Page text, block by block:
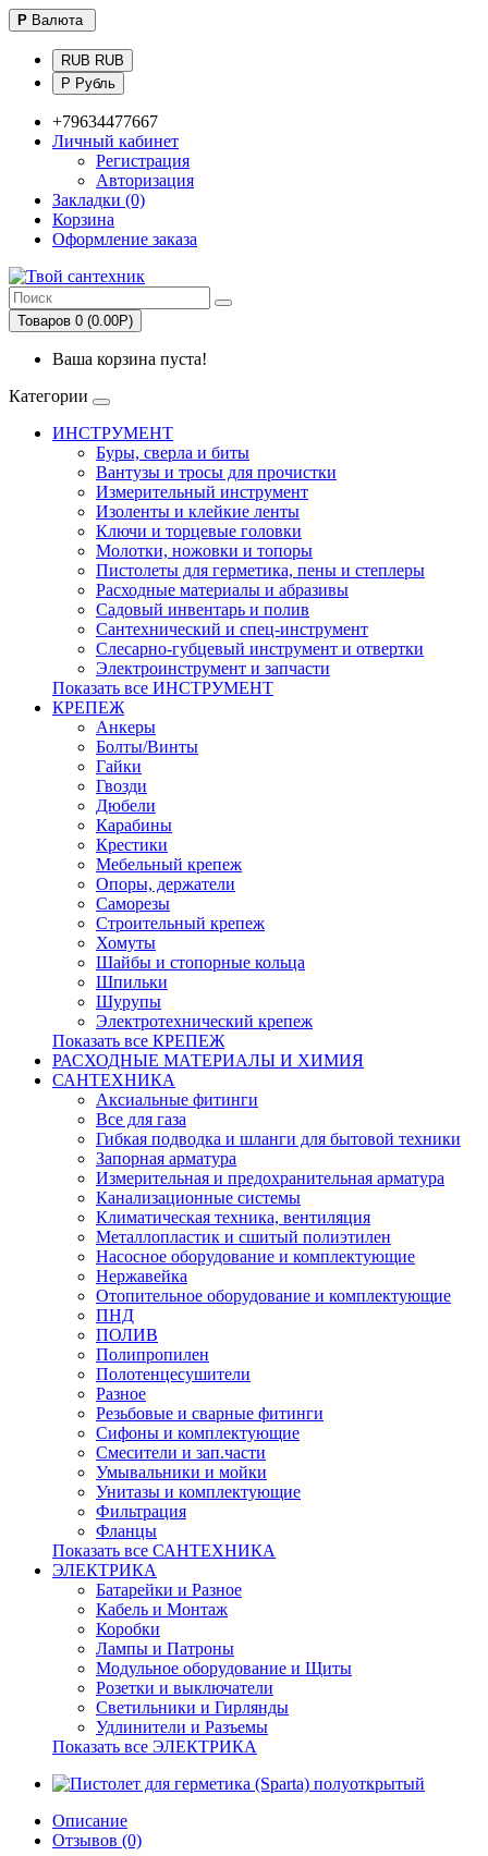
Р Валюта
RUB RUB
Р Рубль
+79634477667
Личный кабинет
Регистрация
Авторизация
Закладки (0)
Корзина
Оформление заказа
Товаров 0 (0.00Р)
Ваша корзина пуста!
Категории
ИНСТРУМЕНТ
Буры, сверла и биты
Вантузы и тросы для прочистки
Измерительный инструмент
Изоленты и клейкие ленты
Ключи и торцевые головки
Молотки, ножовки и топоры
Пистолеты для герметика, пены и степлеры
Расходные материалы и абразивы
Садовый инвентарь и полив
Сантехнический и спец-инструмент
Слесарно-губцевый инструмент и отвертки
Электроинструмент и запчасти
Показать все ИНСТРУМЕНТ
КРЕПЕЖ
Анкеры
Болты/Винты
Гайки
Гвозди
Дюбели
Карабины
Крестики
Мебельный крепеж
Опоры, держатели
Саморезы
Строительный крепеж
Хомуты
Шайбы и стопорные кольца
Шпильки
Шурупы
Электротехнический крепеж
Показать все КРЕПЕЖ
РАСХОДНЫЕ МАТЕРИАЛЫ И ХИМИЯ
САНТЕХНИКА
Аксиальные фитинги
Все для газа
Гибкая подводка и шланги для бытовой техники
Запорная арматура
Измерительная и предохранительная арматура
Канализационные системы
Климатическая техника, вентиляция
Металлопластик и сшитый полиэтилен
Насосное оборудование и комплектующие
Нержавейка
Отопительное оборудование и комплектующие
ПНД
ПОЛИВ
Полипропилен
Полотенцесушители
Разное
Резьбовые и сварные фитинги
Сифоны и комплектующие
Смесители и зап.части
Умывальники и мойки
Унитазы и комплектующие
Фильтрация
Фланцы
Показать все САНТЕХНИКА
ЭЛЕКТРИКА
Батарейки и Разное
Кабель и Монтаж
Коробки
Лампы и Патроны
Модульное оборудование и Щиты
Розетки и выключатели
Светильники и Гирлянды
Удлинители и Разъемы
Показать все ЭЛЕКТРИКА
Описание
Отзывов (0)